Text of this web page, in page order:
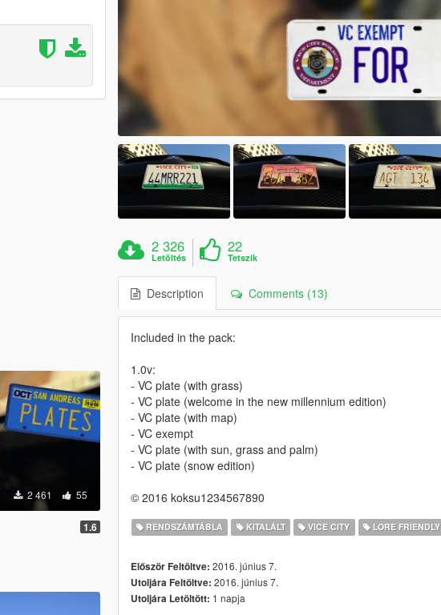
2 461 55
1.6
2 326
Letöltés
22
Tetszik
Description Comments (13)
Included in the pack:
1.0v:
- VC plate (with grass)
- VC plate (welcome in the new millennium edition)
- VC plate (with map)
- VC exempt
- VC plate (with sun, grass and palm)
- VC plate (snow edition)
© 2016 koksu1234567890
RENDSZÁMTÁBLA KITALÁLT VICE CITY LORE FRIENDLY
Először Feltöltve: 2016. június 7.
Utoljára Feltöltve: 2016. június 7.
Utoljára Letöltött: 1 napja